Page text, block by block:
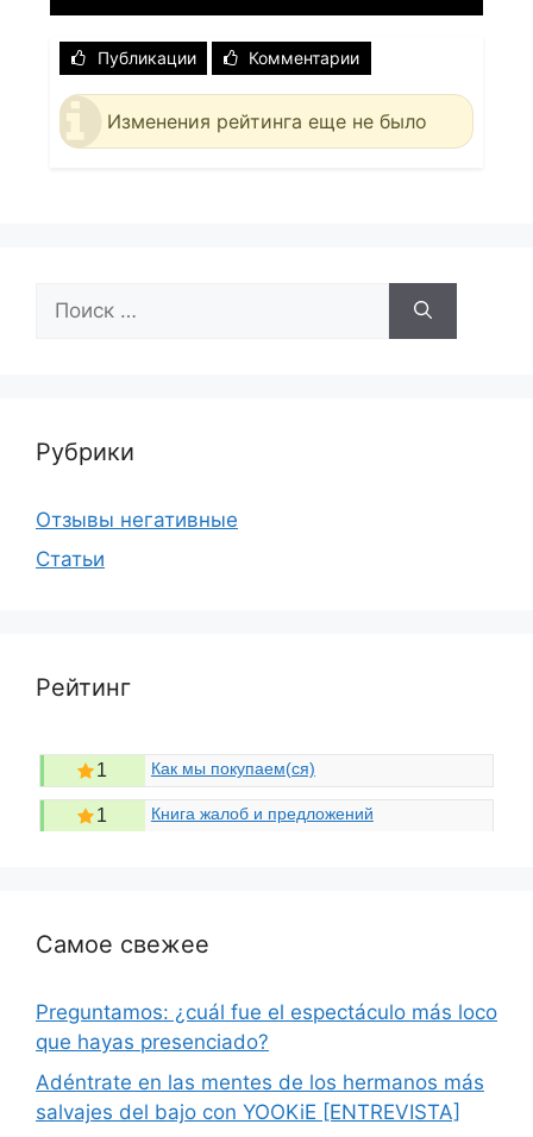
Публикации Комментарии
Изменения рейтинга еще не было
Рубрики
Отзывы негативные
Статьи
Рейтинг
1 Как мы покупаем(ся)
1 Книга жалоб и предложений
Самое свежее
Preguntamos: ¿cuál fue el espectáculo más loco
que hayas presenciado?
Adéntrate en las mentes de los hermanos más
salvajes del bajo con YOOKiE [ENTREVISTA]